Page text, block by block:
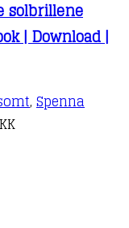
solbrillene
| Download |
, Spenna